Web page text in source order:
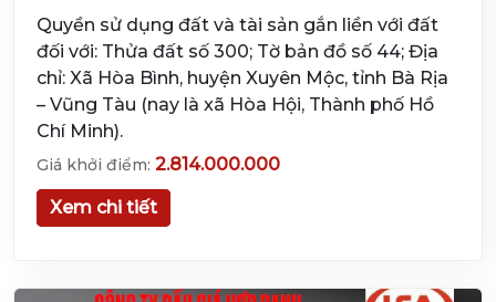
Quyền sử dụng đất và tài sản gắn liền với đất
đối với: Thửa đất số 300; Tờ bản đồ số 44; Địa
chỉ: Xã Hòa Bình, huyện Xuyên Mộc, tỉnh Bà Rịa
– Vũng Tàu (nay là xã Hòa Hội, Thành phố Hồ
Chí Minh).
Giá khởi điểm: 2.814.000.000
Xem chi tiết